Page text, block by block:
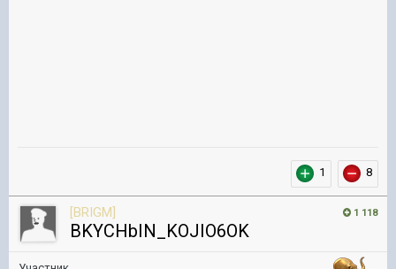
1 8
1 118
[BRIGM]
BKYCHbIN_KOJIO6OK